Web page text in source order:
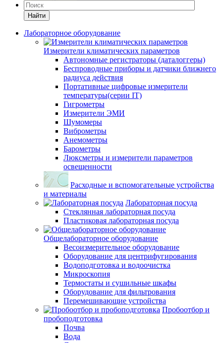
Найти
Лабораторное оборудование
Измерители климатических параметров
Автономные регистраторы (даталоггеры)
Беспроводные приборы и датчики ближнего
радиуса действия
Портативные цифровые измерители
температуры(серии IT)
Гигрометры
Измерители ЭМИ
Шумомеры
Виброметры
Анемометры
Барометры
Люксметры и измерители параметров
освещенности
Расходные и вспомогательные устройства
и материалы
Лабораторная посуда
Стеклянная лабораторная посуда
Пластиковая лабораторная посуда
Общелабораторное оборудование
Весоизмерительное оборудование
Оборудование для центрифугирования
Водоподготовка и водоочистка
Микроскопия
Термостаты и сушильные шкафы
Оборудование для фильтрования
Перемешивающие устройства
Пробоотбор и
пробоподготовка
Почва
Вода